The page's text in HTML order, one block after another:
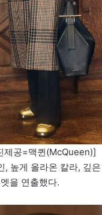
제공=맥퀸(McQueen)]
, 높게 올라온 칼라, 깊
을 연출했다.